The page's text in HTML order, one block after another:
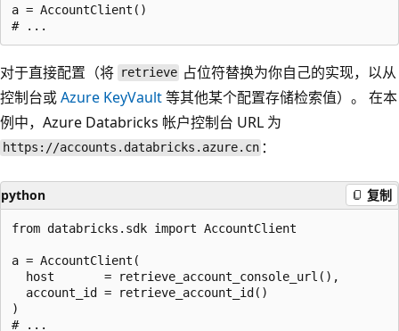
a = AccountClient()
对于直接配置（将 retrieve 占位符替换为你自己的实现，以从
控制台或Azure KeyVault等其他某个配置存储检索值）。 在本
例中，Azure Databricks 帐户控制台 URL 为
https://accounts.databricks.azure.cn ：
python 复制
from databricks.sdk import AccountClient
a = AccountClient(
  host       = retrieve_account_console_url(),
  account_id = retrieve_account_id()
)